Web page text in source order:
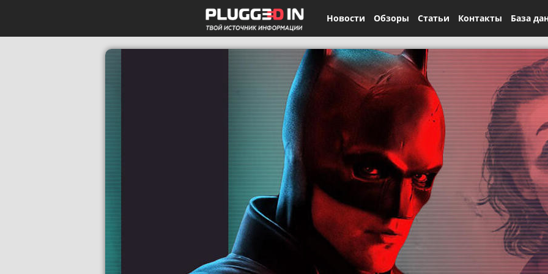
Новости Обзоры Статьи Контакты База